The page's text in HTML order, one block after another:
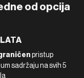
od opcija
pristup
sadržaju na svih 5